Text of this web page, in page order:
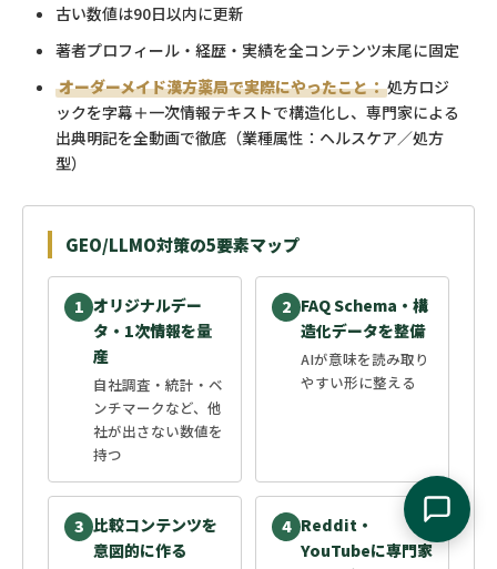
古い数値は90日以内に更新
著者プロフィール・経歴・実績を全コンテンツ末尾に固定
オーダーメイド漢方薬局で実際にやったこと：処方ロジ
ックを字幕＋一次情報テキストで構造化し、専門家による
出典明記を全動画で徹底（業種属性：ヘルスケア／処方
型）
GEO/LLMO対策の5要素マップ
1 オリジナルデー
タ・1次情報を量
産
自社調査・統計・ベ
ンチマークなど、他
社が出さない数値を
持つ
2 FAQ Schema・構
造化データを整備
AIが意味を読み取り
やすい形に整える
3 比較コンテンツを
意図的に作る
4 Reddit・
YouTubeに専門家